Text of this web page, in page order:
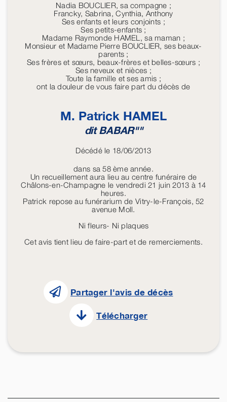
Nadia BOUCLIER, sa compagne ;
Francky, Sabrina, Cynthia, Anthony
Ses enfants et leurs conjoints ;
Ses petits-enfants ;
Madame Raymonde HAMEL, sa maman ;
Monsieur et Madame Pierre BOUCLIER, ses beaux-
parents ;
Ses frères et sœurs, beaux-frères et belles-sœurs ;
Ses neveux et nièces ;
Toute la famille et ses amis ;
ont la douleur de vous faire part du décès de
M. Patrick HAMEL
dit BABAR""
Décédé le 18/06/2013
dans sa 58 ème année.
Un recueillement aura lieu au centre funéraire de
Châlons-en-Champagne le vendredi 21 juin 2013 à 14
heures.
Patrick repose au funérarium de Vitry-le-François, 52
avenue Moll.
Ni fleurs- Ni plaques
Cet avis tient lieu de faire-part et de remerciements.
Partager l'avis de décès
Télécharger